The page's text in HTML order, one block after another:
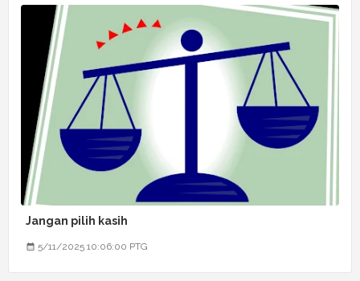
Jangan pilih kasih
5/11/2025 10:06:00 PTG